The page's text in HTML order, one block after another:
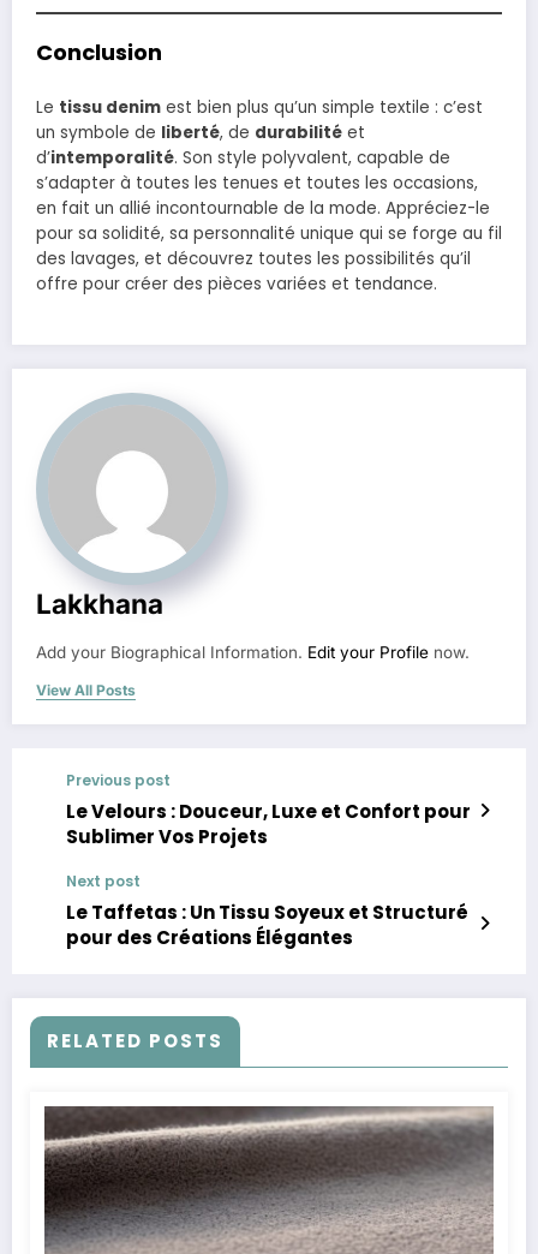
Conclusion
Le tissu denim est bien plus qu’un simple textile : c’est
un symbole de liberté, de durabilité et
d’intemporalité. Son style polyvalent, capable de
s’adapter à toutes les tenues et toutes les occasions,
en fait un allié incontournable de la mode. Appréciez-le
pour sa solidité, sa personnalité unique qui se forge au fil
des lavages, et découvrez toutes les possibilités qu’il
offre pour créer des pièces variées et tendance.
Lakkhana
Add your Biographical Information. Edit your Profile now.
View All Posts
Previous post
Le Velours : Douceur, Luxe et Confort pour
Sublimer Vos Projets
Next post
Le Taffetas : Un Tissu Soyeux et Structuré
pour des Créations Élégantes
RELATED POSTS